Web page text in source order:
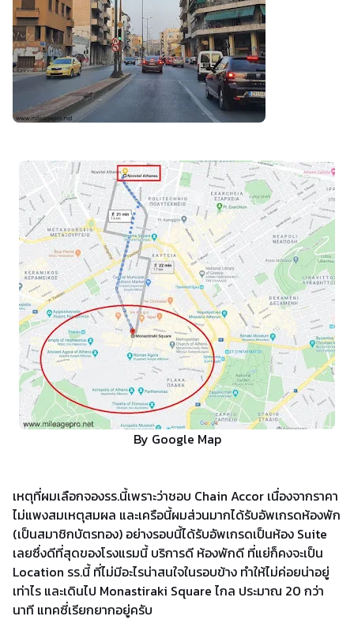
By Google Map
เหตุที่ผมเลือกจองรร.นี้เพราะว่าชอบ Chain Accor เนื่องจากราคา
ไม่แพงสมเหตุสมผล และเครือนี้ผมส่วนมากได้รับอัพเกรดห้องพัก
(เป็นสมาชิกบัตรทอง) อย่างรอบนี้ได้รับอัพเกรดเป็นห้อง Suite
เลยซึ่งดีที่สุดของโรงแรมนี้ บริการดี ห้องพักดี ที่แย่ก็คงจะเป็น
Location รร.นี้ ที่ไม่มีอะไรน่าสนใจในรอบข้าง ทำให้ไม่ค่อยน่าอยู่
เท่าไร และเดินไป Monastiraki Square ไกล ประมาณ 20 กว่า
นาที แทคซี่เรียกยากอยู่ครับ